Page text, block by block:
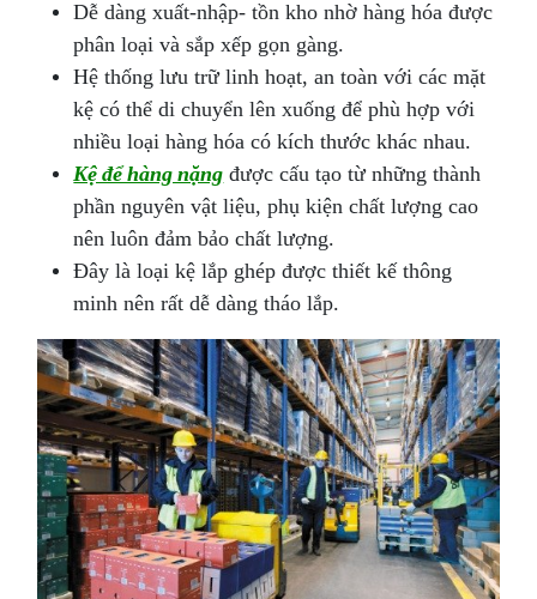
Dễ dàng xuất-nhập- tồn kho nhờ hàng hóa được
phân loại và sắp xếp gọn gàng.
Hệ thống lưu trữ linh hoạt, an toàn với các mặt
kệ có thể di chuyển lên xuống để phù hợp với
nhiều loại hàng hóa có kích thước khác nhau.
Kệ để hàng nặng được cấu tạo từ những thành
phần nguyên vật liệu, phụ kiện chất lượng cao
nên luôn đảm bảo chất lượng.
Đây là loại kệ lắp ghép được thiết kế thông
minh nên rất dễ dàng tháo lắp.